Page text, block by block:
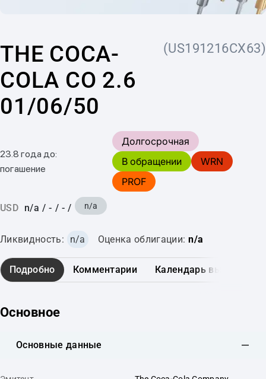
THE COCA-
COLA CO 2.6
01/06/50
(US191216CX63)
23.8 года до:
погашение
Долгосрочная
В обращении
WRN
PROF
USD n/a / - / - / n/a
Ликвидность: n/a Оценка облигации: n/a
Подробно Комментарии Календарь выплат
Основное
Основные данные